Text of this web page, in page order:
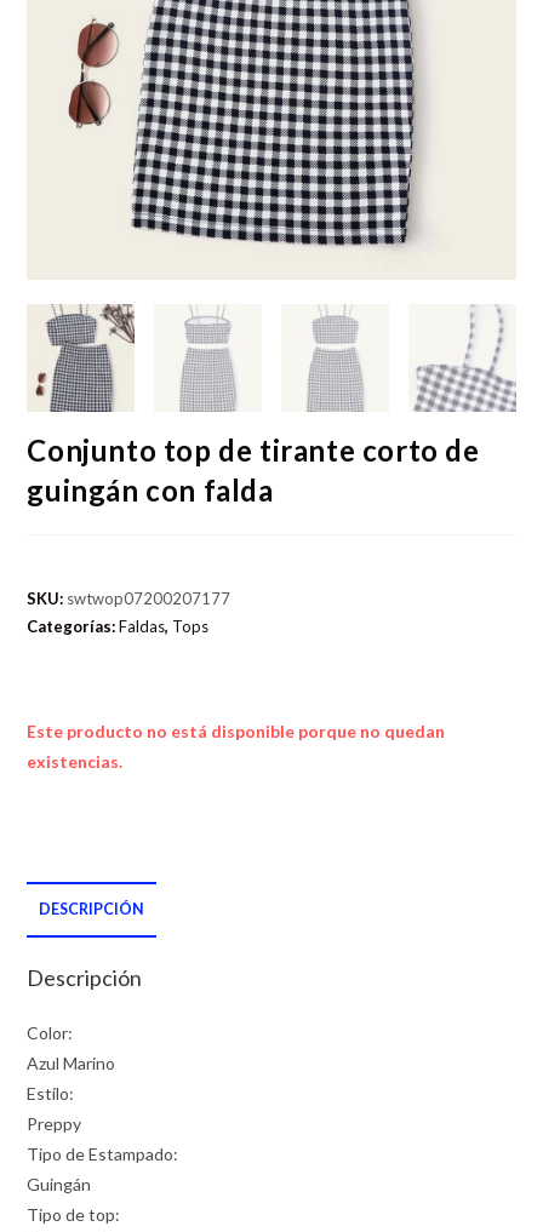
Conjunto top de tirante corto de
guingán con falda
SKU: swtwop07200207177
Categorías:Faldas, Tops
Este producto no está disponible porque no quedan
existencias.
DESCRIPCIÓN
Descripción
Color:
Azul Marino
Estilo:
Preppy
Tipo de Estampado:
Guingán
Tipo de top: